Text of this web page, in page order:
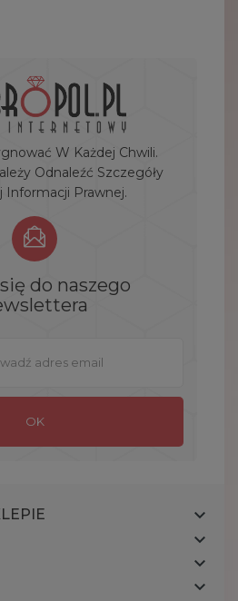
W Każdej Chwili.
Odnaleźć Szczegóły
Informacji Prawnej.
do naszego



